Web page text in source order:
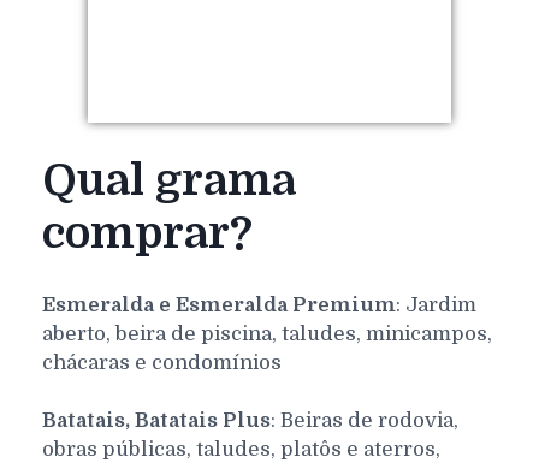
Qual grama
comprar?
Esmeralda e Esmeralda Premium: Jardim
aberto, beira de piscina, taludes, minicampos,
chácaras e condomínios
Batatais, Batatais Plus: Beiras de rodovia,
obras públicas, taludes, platôs e aterros,